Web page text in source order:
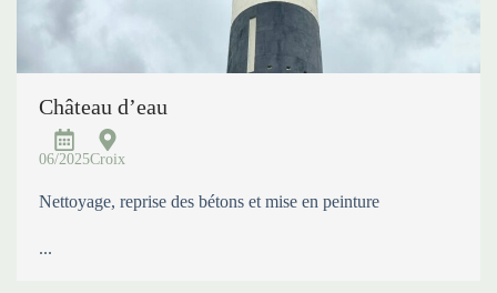
Château d’eau
06/2025Croix
Nettoyage, reprise des bétons et mise en peinture
...